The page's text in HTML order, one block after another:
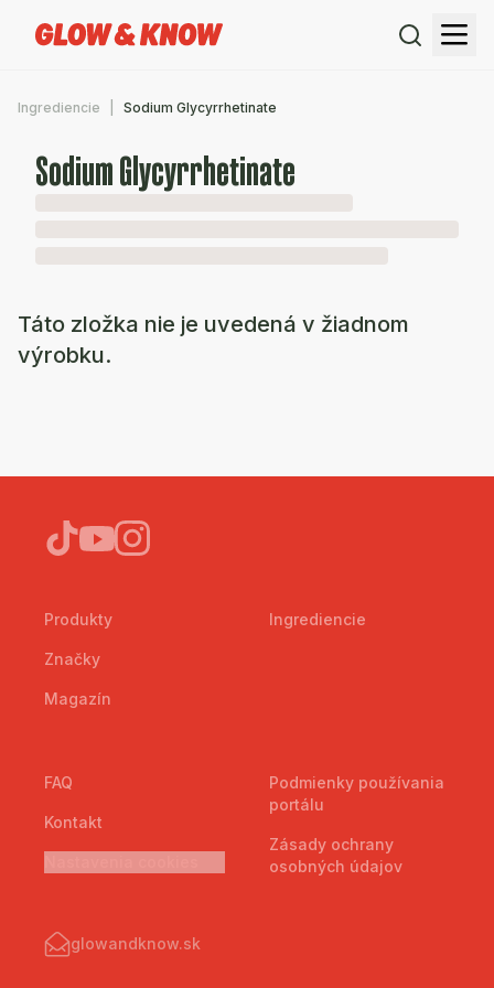
Ingrediencie Sodium Glycyrrhetinate
Sodium Glycyrrhetinate
Táto zložka nie je uvedená v žiadnom
výrobku.
Produkty
Značky
Magazín
Ingrediencie
FAQ
Kontakt
Podmienky používania
portálu
Zásady ochrany
osobných údajov
glowandknow.sk